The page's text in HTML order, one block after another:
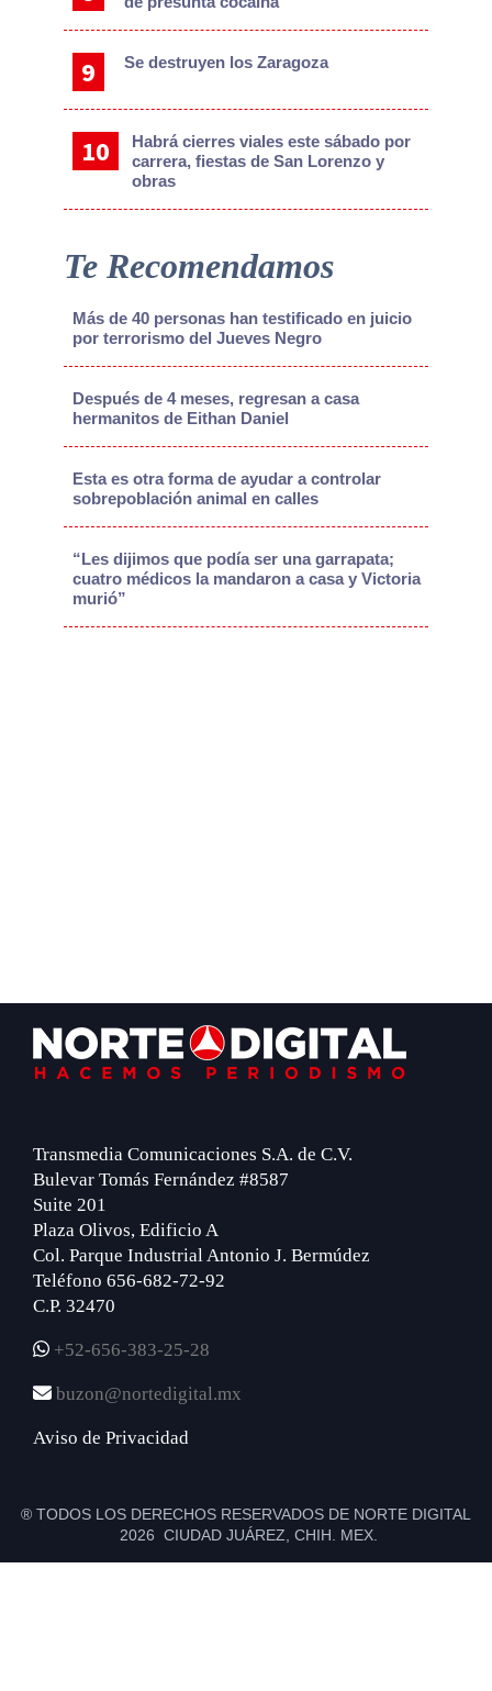
Se destruyen los Zaragoza
Habrá cierres viales este sábado por
carrera, fiestas de San Lorenzo y
obras
Te Recomendamos
Más de 40 personas han testificado en juicio
por terrorismo del Jueves Negro
Después de 4 meses, regresan a casa
hermanitos de Eithan Daniel
Esta es otra forma de ayudar a controlar
sobrepoblación animal en calles
“Les dijimos que podía ser una garrapata;
cuatro médicos la mandaron a casa y Victoria
murió”
Footer
Transmedia Comunicaciones S.A. de C.V.
Bulevar Tomás Fernández #8587
Suite 201
Plaza Olivos, Edificio A
Col. Parque Industrial Antonio J. Bermúdez
Teléfono 656-682-72-92
C.P. 32470
+52-656-383-25-28
buzon@nortedigital.mx
Aviso de Privacidad
® TODOS LOS DERECHOS RESERVADOS DE NORTE DIGITAL
2026 CIUDAD JUÁREZ, CHIH. MEX.